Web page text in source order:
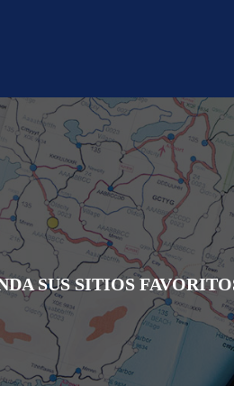
SUS SITIOS